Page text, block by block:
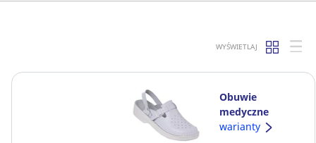
WYŚWIETLAJ
Obuwie
medyczne
PROMEDYK 03AB
warianty